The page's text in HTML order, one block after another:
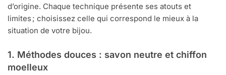
d’origine. Chaque technique présente ses atouts et
limites ; choisissez celle qui correspond le mieux à la
situation de votre bijou.
1. Méthodes douces : savon neutre et chiffon
moelleux